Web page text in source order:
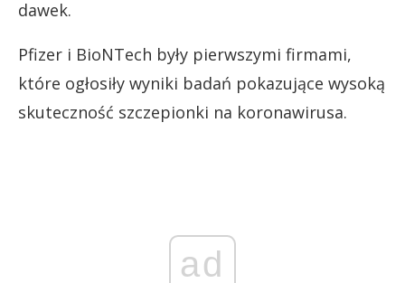
dawek.
Pfizer i BioNTech były pierwszymi firmami,
które ogłosiły wyniki badań pokazujące wysoką
skuteczność szczepionki na koronawirusa.
ad